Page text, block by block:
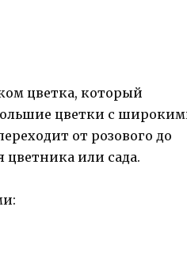
цветка, который
цветки с
от розового до
цветника или сада.